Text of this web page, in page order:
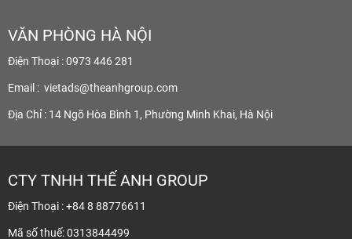
VĂN PHÒNG HÀ NỘI
Điện Thoại : 0973 446 281
Email : vietads@theanhgroup.com
Địa Chỉ : 14 Ngõ Hòa Bình 1, Phường Minh Khai, Hà Nội
CTY TNHH THẾ ANH GROUP
Điện Thoại : +84 8 88776611
Mã số thuế: 0313844499